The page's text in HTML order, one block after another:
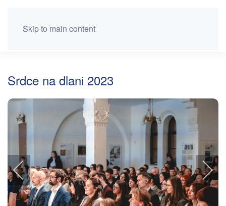
Skip to main content
Srdce na dlani 2023